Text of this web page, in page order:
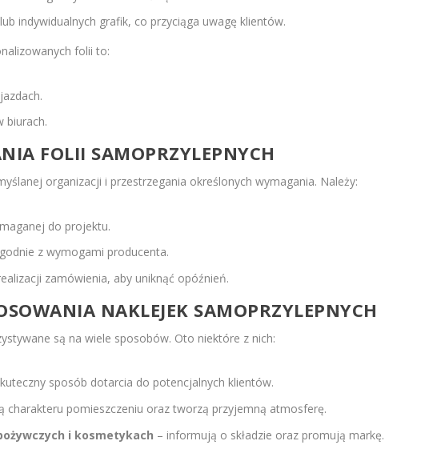
indywidualnych grafik, co przyciąga uwagę klientów.
folii to:
biurach.
FOLII SAMOPRZYLEPNYCH
organizacji i przestrzegania określonych wymagania. Należy:
do projektu.
z wymogami producenta.
zamówienia, aby uniknąć opóźnień.
NAKLEJEK SAMOPRZYLEPNYCH
są na wiele sposobów. Oto niektóre z nich:
sposób dotarcia do potencjalnych klientów.
charakteru pomieszczeniu oraz tworzą przyjemną atmosferę.
i kosmetykach – informują o składzie oraz promują markę.